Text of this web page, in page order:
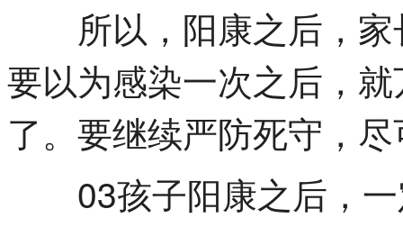
所以，阳康之后，家
要以为感染一次之后，
了。要继续严防死守，
03孩子阳康之后，